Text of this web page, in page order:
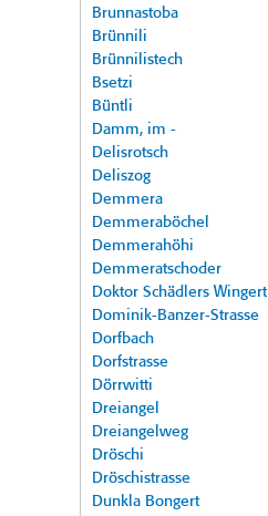
Brunnastoba
Brünnili
Brünnilistech
Bsetzi
Büntli
Damm, im -
Delisrotsch
Deliszog
Demmera
Demmeraböchel
Demmerahöhi
Demmeratschoder
Doktor Schädlers Wingert
Dominik-Banzer-Strasse
Dorfbach
Dorfstrasse
Dörrwitti
Dreiangel
Dreiangelweg
Dröschi
Dröschistrasse
Dunkla Bongert